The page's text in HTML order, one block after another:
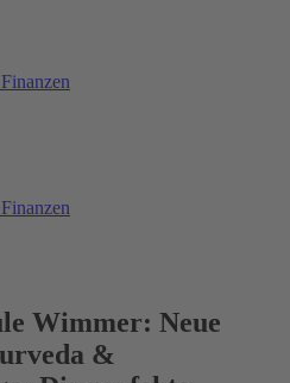
Wimmer: Neue
&